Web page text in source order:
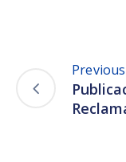
Previous